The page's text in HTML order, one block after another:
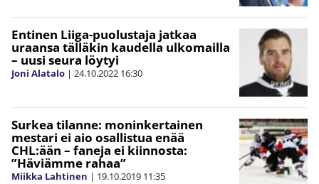
Entinen Liiga-puolustaja jatkaa
uraansa tälläkin kaudella ulkomailla
– uusi seura löytyi
Joni Alatalo | 24.10.2022 16:30
Surkea tilanne: moninkertainen
mestari ei aio osallistua enää
CHL:ään – faneja ei kiinnosta:
”Häviämme rahaa”
Miikka Lahtinen | 19.10.2019 11:35